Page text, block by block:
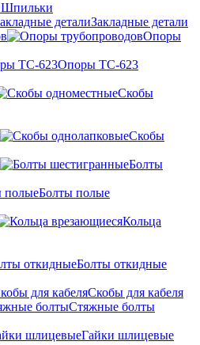
Шпильки
Закладные детали
Опоры
Опоры ТС-623
Скобы
Скобы
Болты
Болты полые
Кольца
Болты откидные
Скобы для кабеля
Стяжные болты
Гайки шлицевые